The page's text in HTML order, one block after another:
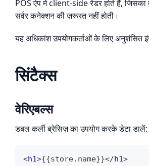
POS ऐप में client-side रेंडर होते हैं, जिसका
सर्वर कनेक्शन की ज़रूरत नहीं होती।
यह अधिकांश उपयोगकर्ताओं के लिए अनुशंसित
सिंटैक्स
वेरिएबल्स
डबल कर्ली ब्रेसिज़ का उपयोग करके डेटा डालें:
<h1>{{store.name}}</h1>